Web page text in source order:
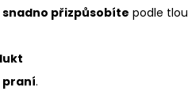
snadno přizpůsobíte podle
.